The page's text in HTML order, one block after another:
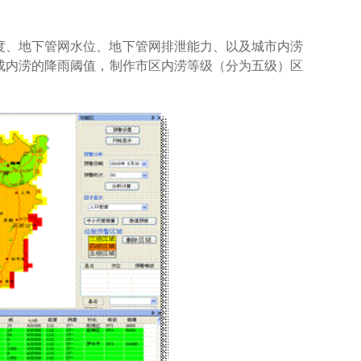
地下管网水位、地下管网排泄能力、以及城市内涝
涝的降雨阈值，制作市区内涝等级（分为五级）区